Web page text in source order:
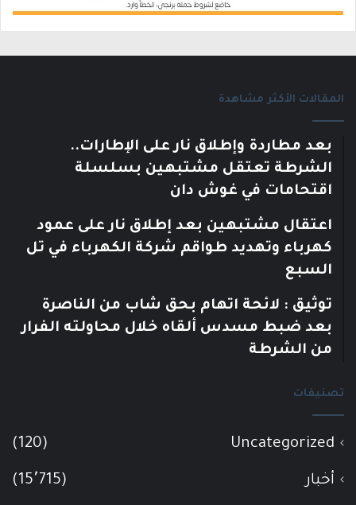
المقالات الأكثر مشاهدة
بعد مطاردة وإطلاق نار على الإطارات..
الشرطة تعتقل مشتبهين بسلسلة
اقتحامات في غوش دان
اعتقال مشتبهين بعد إطلاق نار على عمود
كهرباء وتهديد طواقم شركة الكهرباء في تل
السبع
توثيق : لائحة اتهام بحق شاب من الناصرة
بعد ضبط مسدس ألقاه خلال محاولته الفرار
من الشرطة
تصنيفات
Uncategorized
(120)
أخبار (15٬715)